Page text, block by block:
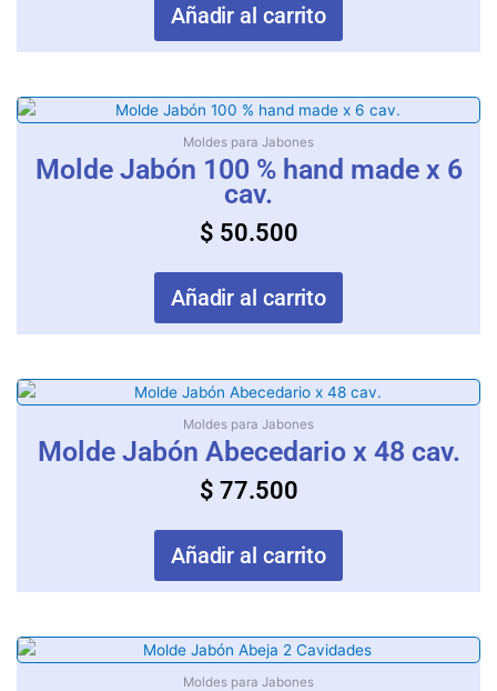
Añadir al carrito
Moldes para Jabones
Molde Jabón 100 % hand made x 6
cav.
$ 50.500
Añadir al carrito
Moldes para Jabones
Molde Jabón Abecedario x 48 cav.
$ 77.500
Añadir al carrito
Moldes para Jabones